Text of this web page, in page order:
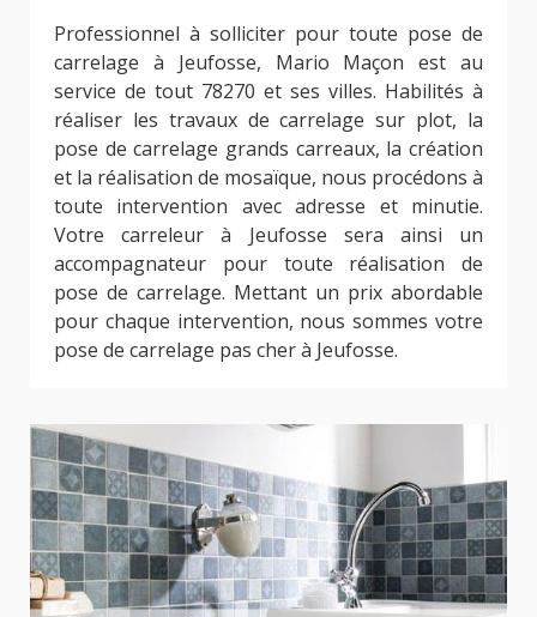
Professionnel à solliciter pour toute pose de
carrelage à Jeufosse, Mario Maçon est au
service de tout 78270 et ses villes. Habilités à
réaliser les travaux de carrelage sur plot, la
pose de carrelage grands carreaux, la création
et la réalisation de mosaïque, nous procédons à
toute intervention avec adresse et minutie.
Votre carreleur à Jeufosse sera ainsi un
accompagnateur pour toute réalisation de
pose de carrelage. Mettant un prix abordable
pour chaque intervention, nous sommes votre
pose de carrelage pas cher à Jeufosse.